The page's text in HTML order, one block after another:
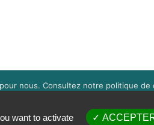
nous. Consultez notre politique
OK EN SAVOIR PLUS
want to activate